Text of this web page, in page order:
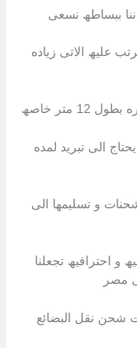
ببساطھ نسعى
علیھ الاتى زیاده
متر خاصھ
الى تبرید لمده
و تسلیمھا الى
و احترافیھ تجعلنا
مصر
نقل البضائع